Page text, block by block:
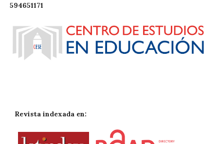
594651171
Revista indexada en: